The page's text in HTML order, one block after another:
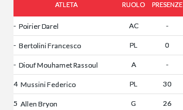
ATLETA RUOLO PRESENZE
- Poirier Darel AC -
- Bertolini Francesco PL 0
- Diouf Mouhamet Rassoul A -
4 Mussini Federico PL 30
5 Allen Bryon G 26